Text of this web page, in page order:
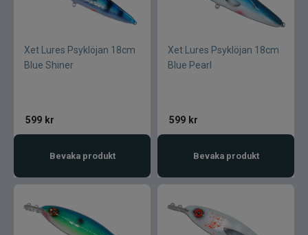
Vicke
Vision
VK produkter
VMC
Wapsi
Xet Lures Psyklöjan 18cm
Blue Shiner
599 kr
Bevaka produkt
Xet Lures Psyklöjan 18cm
Blue Pearl
599 kr
Bevaka produkt